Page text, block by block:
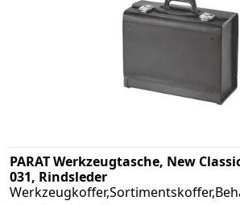
PARAT Werkzeugtasche, New
031, Rindsleder